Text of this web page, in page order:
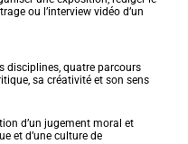
ou l’interview vidéo d’un
disciplines, quatre parcours
sa créativité et son sens
d’un jugement moral et
et d’une culture de